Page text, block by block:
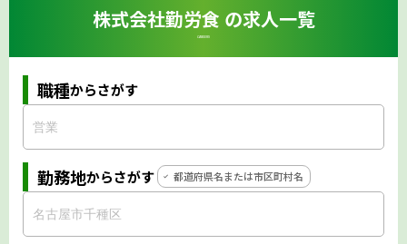
株式会社勤労食 の求人一覧
CAREERS
職種からさがす
勤務地からさがす 都道府県名または市区町村名